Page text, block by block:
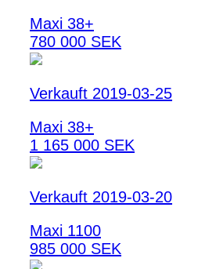
Maxi 38+
780 000 SEK
Verkauft 2019-03-25
Maxi 38+
1 165 000 SEK
Verkauft 2019-03-20
Maxi 1100
985 000 SEK